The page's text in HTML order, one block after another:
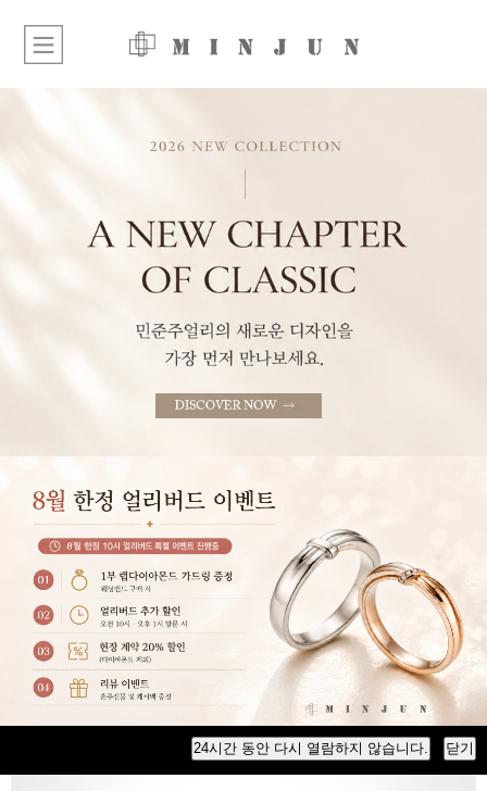
24시간 동안 다시 열람하지 않습니다. 닫기
Mariage classic
마리아쥬 클래식